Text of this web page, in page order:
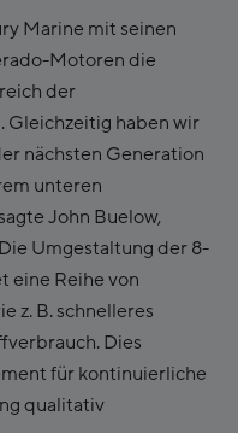
Marine mit seinen
Motoren die
der
haben wir
nächsten Generation
unteren
John Buelow,
Umgestaltung der 8-
eine Reihe von
z. B. schnelleres
Dies
für kontinuierliche
qualitativ